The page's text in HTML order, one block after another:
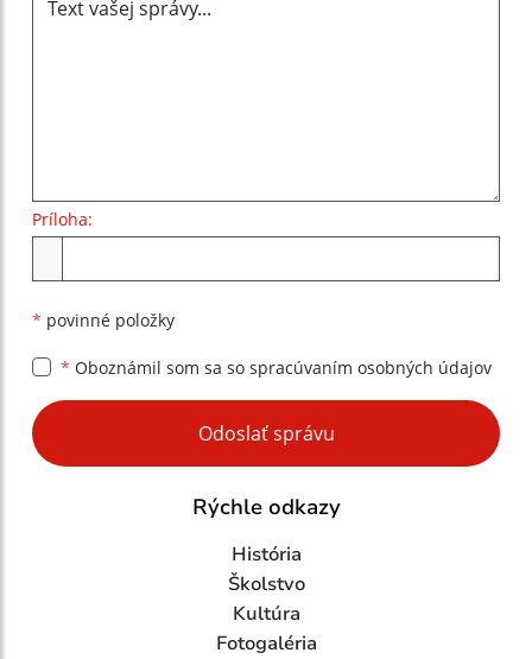
Príloha:
* povinné položky
* Oboznámil som sa so spracúvaním osobných údajov
Google reCaptcha Response
Odoslať správu
Rýchle odkazy
História
Školstvo
Kultúra
Fotogaléria